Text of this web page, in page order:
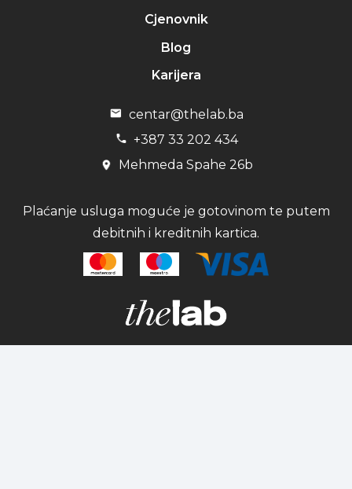
Cjenovnik
Blog
Karijera
centar@thelab.ba
+387 33 202 434
Mehmeda Spahe 26b
Plaćanje usluga moguće je gotovinom te putem
debitnih i kreditnih kartica.